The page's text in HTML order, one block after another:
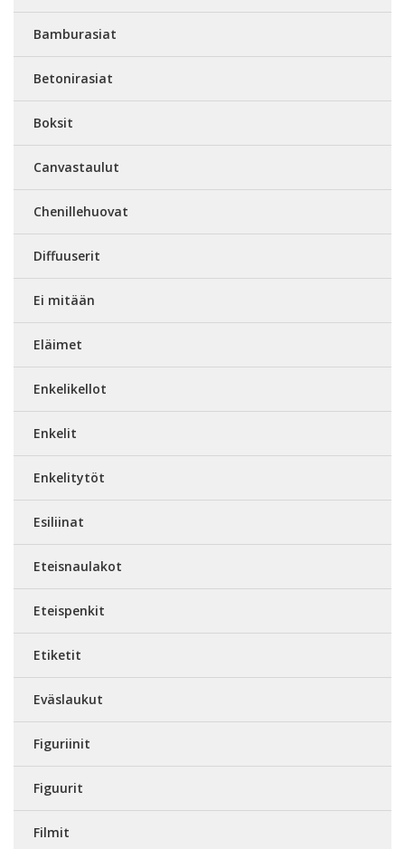
Bamburasiat
Betonirasiat
Boksit
Canvastaulut
Chenillehuovat
Diffuuserit
Ei mitään
Eläimet
Enkelikellot
Enkelit
Enkelitytöt
Esiliinat
Eteisnaulakot
Eteispenkit
Etiketit
Eväslaukut
Figuriinit
Figuurit
Filmit